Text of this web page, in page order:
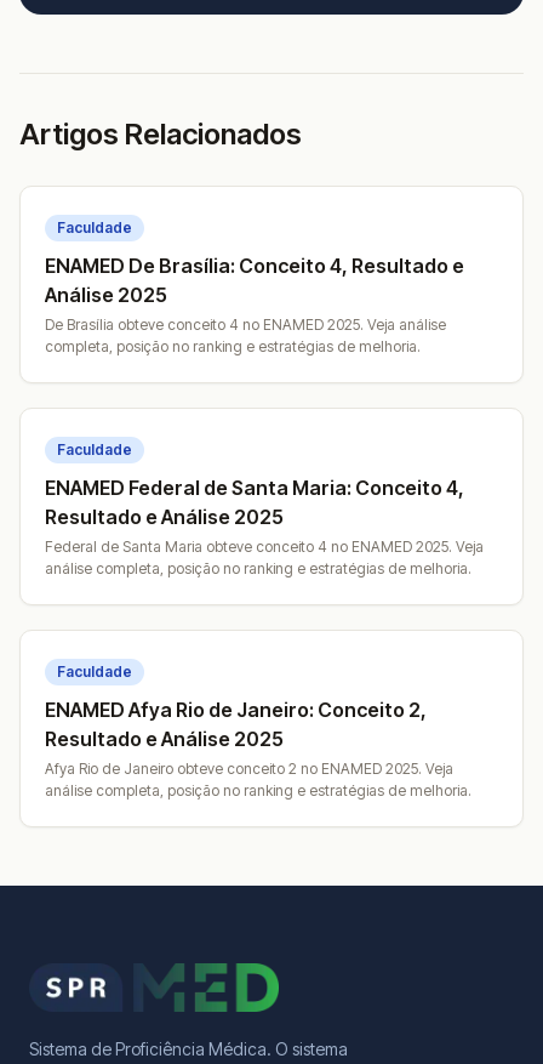
Artigos Relacionados
Faculdade
ENAMED De Brasília: Conceito 4, Resultado e
Análise 2025
De Brasília obteve conceito 4 no ENAMED 2025. Veja análise
completa, posição no ranking e estratégias de melhoria.
Faculdade
ENAMED Federal de Santa Maria: Conceito 4,
Resultado e Análise 2025
Federal de Santa Maria obteve conceito 4 no ENAMED 2025. Veja
análise completa, posição no ranking e estratégias de melhoria.
Faculdade
ENAMED Afya Rio de Janeiro: Conceito 2,
Resultado e Análise 2025
Afya Rio de Janeiro obteve conceito 2 no ENAMED 2025. Veja
análise completa, posição no ranking e estratégias de melhoria.
Sistema de Proficiência Médica. O sistema